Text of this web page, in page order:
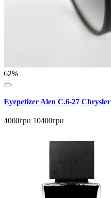
62%
Eyepetizer Alen C.6-27 Chrysler
4000грн 10400грн